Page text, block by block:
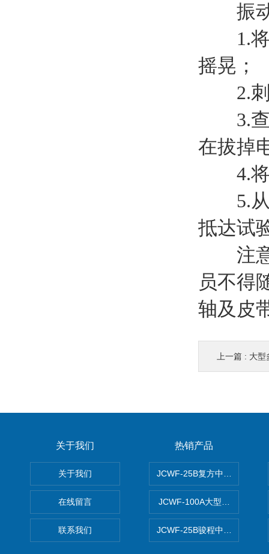
振动
1.将
摇晃；
2.刺
3.查
在拔掉
4.将
5.从
抵达试
注意
员不得
轴及皮
上一篇 : 大型
关于我们
关于我们
在线留言
联系我们
热销产品
JCWF-25B复方中药材超微粉
JCWF-100A大型中药材超微
JCWF-25B骏程中草药超细粉